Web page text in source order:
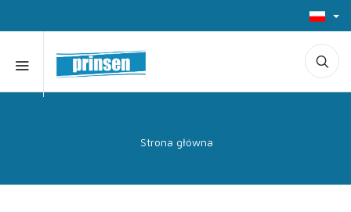
Strona główna